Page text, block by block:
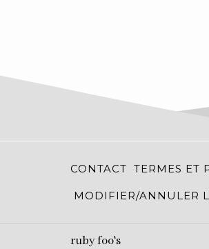
CONTACT TERMES ET
MODIFIER/ANNULER
ruby foo's